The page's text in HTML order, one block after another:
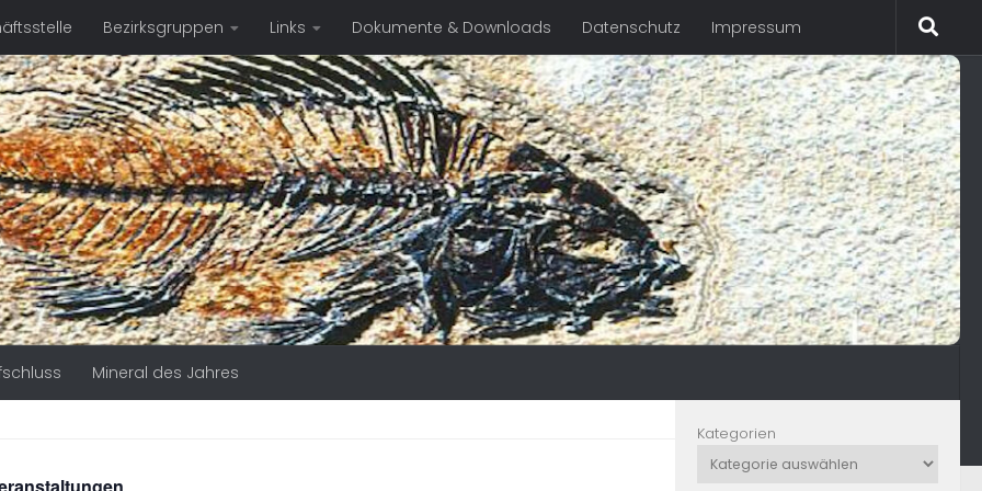
Bezirksgruppen Links Dokumente & Downloads Datenschutz Impressum
Mineral des Jahres
Kategorien